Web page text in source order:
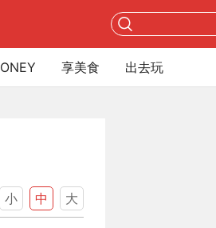
享美食 出去玩
小 中 大